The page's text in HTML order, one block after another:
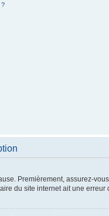
?
Premièrement, assurez-
du site internet ait une